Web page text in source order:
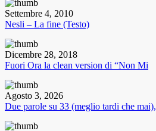
Settembre 4, 2010
Nesli – La fine (Testo)
Dicembre 28, 2018
Fuori Ora la clean version di “Non Mi
Agosto 3, 2026
Due parole su 33 (meglio tardi che mai),